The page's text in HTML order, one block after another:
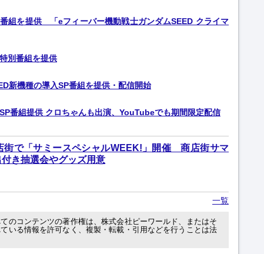
組を提供 「eフィーバー機動戦士ガンダムSEED クライマ
別番組を提供
新機種の導入SP番組を提供・配信開始
番組提供 クロちゃんも出演、YouTubeでも期間限定配信
街で「サミースペシャルWEEK!」開催 商店街サマ
き抽選会やグッズ用意
一覧
のコンテンツの著作権は、株式会社ピーワールド、またはそ
いる情報を許可なく、複製・転載・引用などを行うことは法